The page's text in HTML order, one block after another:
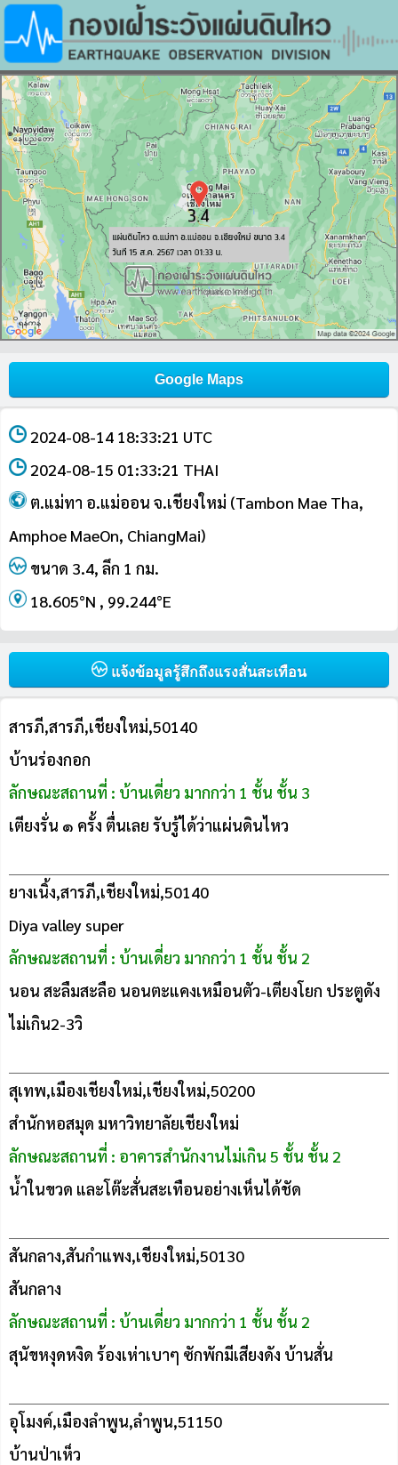
Google Maps
2024-08-14 18:33:21 UTC
2024-08-15 01:33:21 THAI
ต.แม่ทา อ.แม่ออน จ.เชียงใหม่ (Tambon Mae Tha,
Amphoe MaeOn, ChiangMai)
ขนาด 3.4, ลึก 1 กม.
18.605°N , 99.244°E
แจ้งข้อมูลรู้สึกถึงแรงสั่นสะเทือน
สารภี,สารภี,เชียงใหม่,50140
บ้านร่องกอก
ลักษณะสถานที่ : บ้านเดี่ยว มากกว่า 1 ชั้น ชั้น 3
เตียงรั่น ๑ ครั้ง ตื่นเลย รับรู้ได้ว่าแผ่นดินไหว
ยางเนิ้ง,สารภี,เชียงใหม่,50140
Diya valley super
ลักษณะสถานที่ : บ้านเดี่ยว มากกว่า 1 ชั้น ชั้น 2
นอน สะลืมสะลือ นอนตะแคงเหมือนตัว-เตียงโยก ประตูดัง
ไม่เกิน2-3วิ
สุเทพ,เมืองเชียงใหม่,เชียงใหม่,50200
สำนักหอสมุด มหาวิทยาลัยเชียงใหม่
ลักษณะสถานที่ : อาคารสำนักงานไม่เกิน 5 ชั้น ชั้น 2
น้ำในขวด และโต๊ะสั่นสะเทือนอย่างเห็นได้ชัด
สันกลาง,สันกำแพง,เชียงใหม่,50130
สันกลาง
ลักษณะสถานที่ : บ้านเดี่ยว มากกว่า 1 ชั้น ชั้น 2
สุนัขหงุดหงิด ร้องเห่าเบาๆ ซักพักมีเสียงดัง บ้านสั่น
อุโมงค์,เมืองลำพูน,ลำพูน,51150
บ้านป่าเห็ว